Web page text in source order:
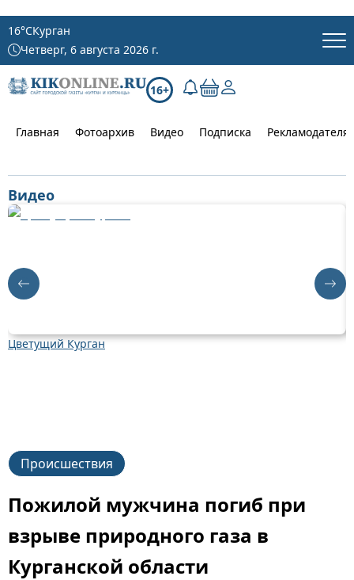
16°CКурган
Четверг, 6 августа 2026 г.
16+
Главная Фотоархив Видео Подписка
Видео
Цветущий Курган
Происшествия
Пожилой мужчина погиб при
взрыве природного газа в
Курганской области